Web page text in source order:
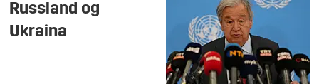
Russland og
Ukraina